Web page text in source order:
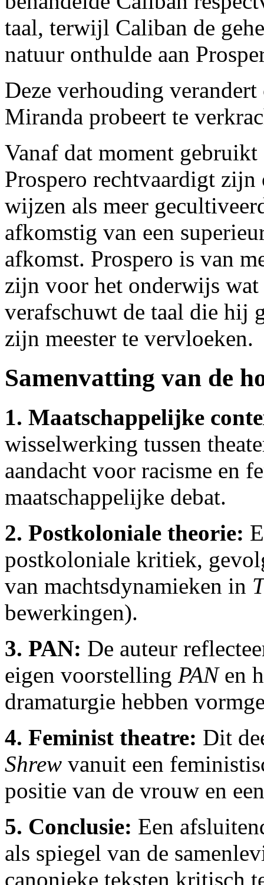
taal, terwijl Caliban de
natuur onthulde aan
Deze verhouding
Miranda probeert te
Vanaf dat moment
Prospero rechtvaardigt
wijzen als meer
afkomstig van een
afkomst. Prospero is van
zijn voor het onderwijs
verafschuwt de taal die hij
zijn meester te vervloeken.
Samenvatting van de
1. Maatschappelijke
wisselwerking tussen
aandacht voor racisme en
maatschappelijke debat.
2. Postkoloniale theorie:
postkoloniale kritiek,
van machtsdynamieken in
bewerkingen).
3. PAN: De auteur
eigen voorstelling PANen
dramaturgie hebben
4. Feminist theatre: Dit
Shrew vanuit een
positie van de vrouw en
5. Conclusie: Een
als spiegel van de
canonieke teksten kritisch